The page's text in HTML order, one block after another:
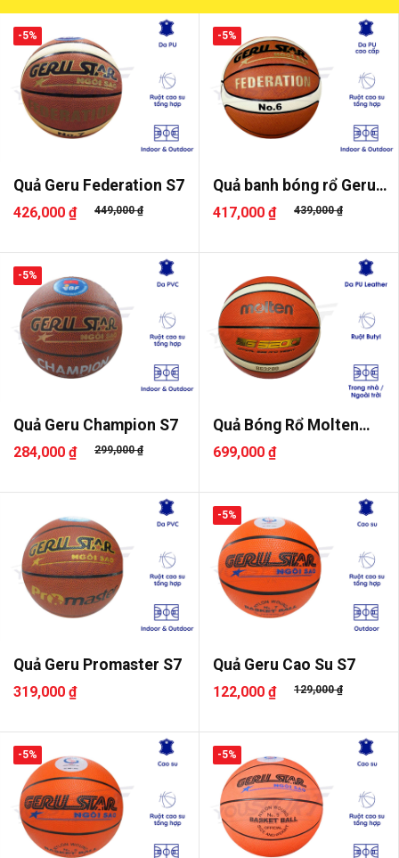
Quả Geru Federation S7
426,000 ₫ 449,000 ₫
-5%
Quả banh bóng rổ Geru
Federati..
417,000 ₫ 439,000 ₫
-5%
Quả Geru Champion S7
284,000 ₫ 299,000 ₫
-5%
Quả Bóng Rổ Molten
B7G3200 Số ..
699,000 ₫
Quả Geru Promaster S7
319,000 ₫
Quả Geru Cao Su S7
122,000 ₫ 129,000 ₫
-5%
-5% -5%